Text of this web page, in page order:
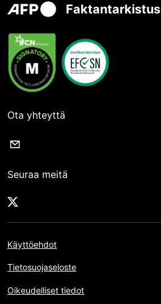
Faktantarkistus
Ota yhteyttä
Seuraa meitä
Käyttöehdot
Tietosuojaseloste
Oikeudelliset tiedot